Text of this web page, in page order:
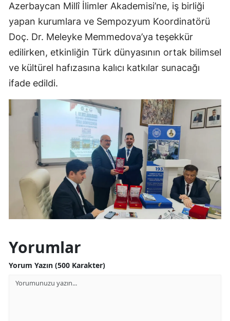
Azerbaycan Millî İlimler Akademisi’ne, iş birliği
yapan kurumlara ve Sempozyum Koordinatörü
Doç. Dr. Meleyke Memmedova’ya teşekkür
edilirken, etkinliğin Türk dünyasının ortak bilimsel
ve kültürel hafızasına kalıcı katkılar sunacağı
ifade edildi.
Yorumlar
Yorum Yazın (500 Karakter)